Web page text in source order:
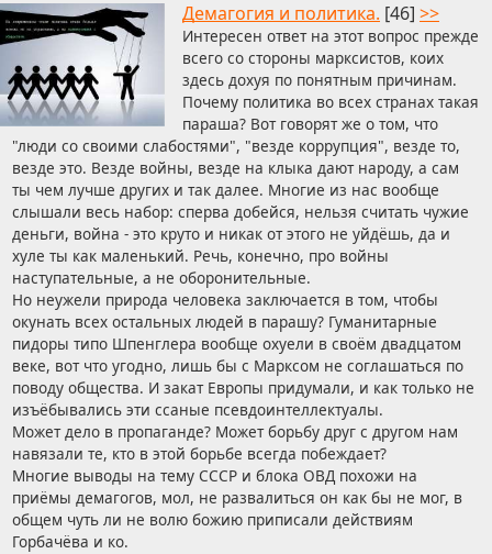
Демагогия и политика. [46] >>
Интересен ответ на этот вопрос прежде
всего со стороны марксистов, коих
здесь дохуя по понятным причинам.
Почему политика во всех странах такая
параша? Вот говорят же о том, что
"люди со своими слабостями", "везде коррупция", везде то,
везде это. Везде войны, везде на клыка дают народу, а сам
ты чем лучше других и так далее. Многие из нас вообще
слышали весь набор: сперва добейся, нельзя считать чужие
деньги, война - это круто и никак от этого не уйдёшь, да и
хуле ты как маленький. Речь, конечно, про войны
наступательные, а не оборонительные.
Но неужели природа человека заключается в том, чтобы
окунать всех остальных людей в парашу? Гуманитарные
пидоры типо Шпенглера вообще охуели в своём двадцатом
веке, вот что угодно, лишь бы с Марксом не соглашаться по
поводу общества. И закат Европы придумали, и как только не
изъёбывались эти ссаные псевдоинтеллектуалы.
Может дело в пропаганде? Может борьбу друг с другом нам
навязали те, кто в этой борьбе всегда побеждает?
Многие выводы на тему СССР и блока ОВД похожи на
приёмы демагогов, мол, не развалиться он как бы не мог, в
общем чуть ли не волю божию приписали действиям
Горбачёва и ко.